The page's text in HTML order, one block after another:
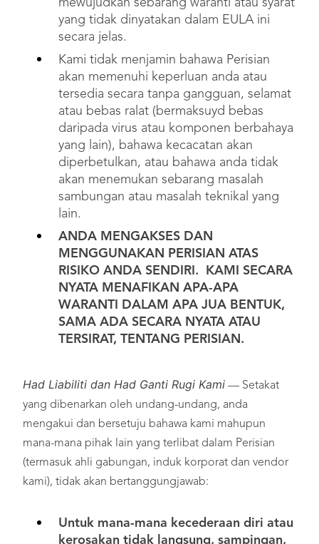
mewujudkan sebarang waranti atau syarat
yang tidak dinyatakan dalam EULA ini
secara jelas.
Kami tidak menjamin bahawa Perisian
akan memenuhi keperluan anda atau
tersedia secara tanpa gangguan, selamat
atau bebas ralat (bermaksuyd bebas
daripada virus atau komponen berbahaya
yang lain), bahawa kecacatan akan
diperbetulkan, atau bahawa anda tidak
akan menemukan sebarang masalah
sambungan atau masalah teknikal yang
lain.
ANDA MENGAKSES DAN
MENGGUNAKAN PERISIAN ATAS
RISIKO ANDA SENDIRI. KAMI SECARA
NYATA MENAFIKAN APA-APA
WARANTI DALAM APA JUA BENTUK,
SAMA ADA SECARA NYATA ATAU
TERSIRAT, TENTANG PERISIAN.
Had Liabiliti dan Had Ganti Rugi Kami — Setakat
yang dibenarkan oleh undang-undang, anda
mengakui dan bersetuju bahawa kami mahupun
mana-mana pihak lain yang terlibat dalam Perisian
(termasuk ahli gabungan, induk korporat dan vendor
kami), tidak akan bertanggungjawab:
Untuk mana-mana kecederaan diri atau
kerosakan tidak langsung, sampingan,